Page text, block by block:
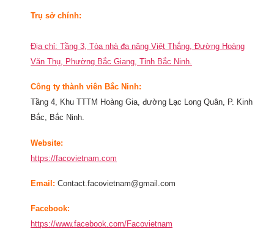
Trụ sở chính:
Địa chỉ: Tầng 3, Tòa nhà đa năng Việt Thắng, Đường Hoàng
Văn Thụ, Phường Bắc Giang, Tỉnh Bắc Ninh.
Công ty thành viên Bắc Ninh:
Tầng 4, Khu TTTM Hoàng Gia, đường Lạc Long Quân, P. Kinh
Bắc, Bắc Ninh.
Website:
https://facovietnam.com
Email: Contact.facovietnam@gmail.com
Facebook:
https://www.facebook.com/Facovietnam